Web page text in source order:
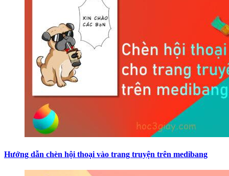
Hướng dẫn chèn hội thoại vào trang truyện trên medibang